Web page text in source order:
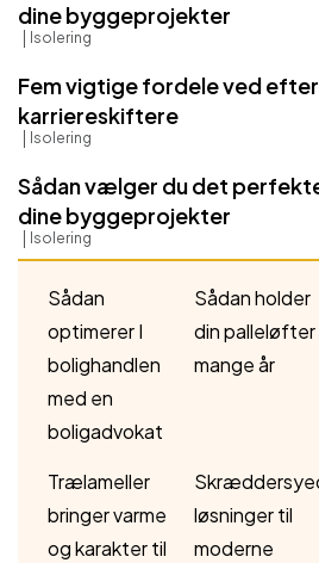
dine byggeprojekter
Isolering
Fem vigtige fordele ved
karriereskiftere
Isolering
Sådan vælger du det
dine byggeprojekter
Isolering
Sådan
optimerer I
bolighandlen
med en
boligadvokat
Sådan holder
din palleløfter
mange år
Trælameller
bringer varme
og karakter til
løsninger til
moderne